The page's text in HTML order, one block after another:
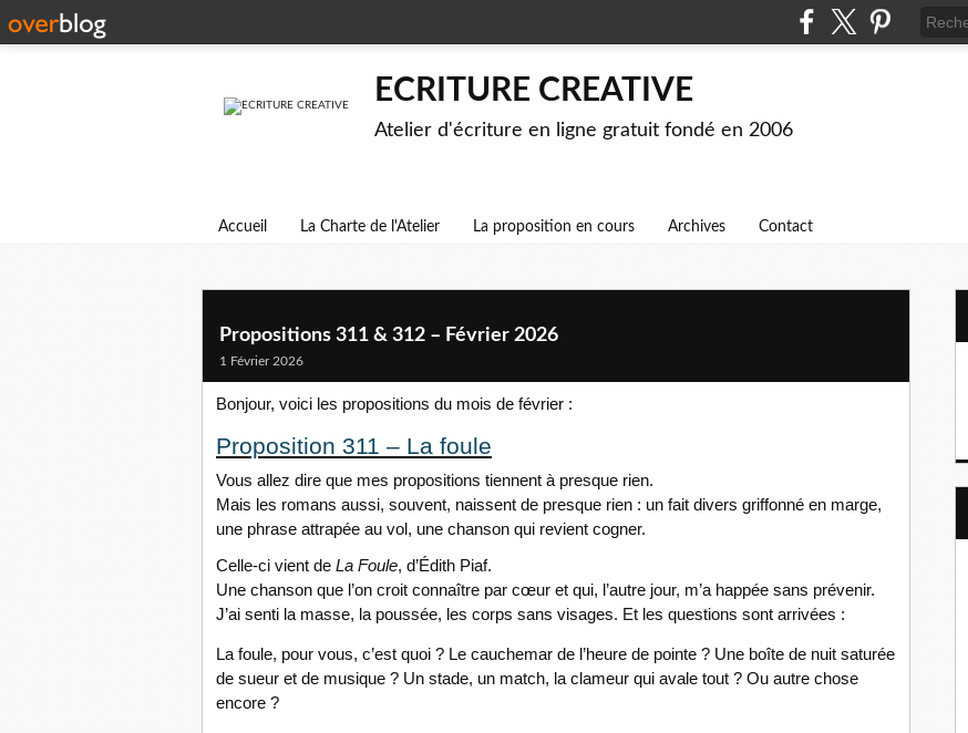
ECRITURE CREATIVE
Atelier d'écriture en ligne gratuit fondé en 2006
Accueil La Charte de l'Atelier La proposition en cours Archives Contact
Propositions 311 & 312 – Février 2026
1 Février 2026
Bonjour, voici les propositions du mois de février :
Proposition 311 – La foule
Vous allez dire que mes propositions tiennent à presque rien.
Mais les romans aussi, souvent, naissent de presque rien : un fait divers griffonné en marge,
une phrase attrapée au vol, une chanson qui revient cogner.
Celle-ci vient de La Foule, d’Édith Piaf.
Une chanson que l’on croit connaître par cœur et qui, l’autre jour, m’a happée sans prévenir.
J’ai senti la masse, la poussée, les corps sans visages. Et les questions sont arrivées :
La foule, pour vous, c’est quoi ? Le cauchemar de l’heure de pointe ? Une boîte de nuit saturée
de sueur et de musique ? Un stade, un match, la clameur qui avale tout ? Ou autre chose
encore ?